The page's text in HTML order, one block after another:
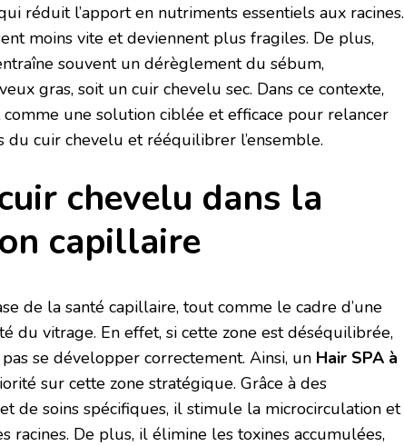
réduit l’apport en nutriments essentiels aux racines.
moins vite et deviennent plus fragiles. De plus,
souvent un dérèglement du sébum,
gras, soit un cuir chevelu sec. Dans ce contexte,
comme une solution ciblée et efficace pour relancer
du cuir chevelu et rééquilibrer l’ensemble.
chevelu dans la
capillaire
de la santé capillaire, tout comme le cadre d’une
du vitrage. En effet, si cette zone est déséquilibrée,
se développer correctement. Ainsi, un Hair SPA à
sur cette zone stratégique. Grâce à des
de soins spécifiques, il stimule la microcirculation et
racines. De plus, il élimine les toxines accumulées,